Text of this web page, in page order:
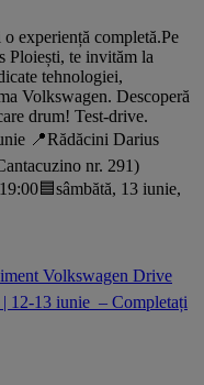
experiență completă.Pe
Ploiești, te invităm la
tehnologiei,
Volkswagen. Descoperă
drum! Test-drive.
📍Rădăcini Darius
nr. 291)
13 iunie,
Volkswagen Drive
12-13 iunie – Completați